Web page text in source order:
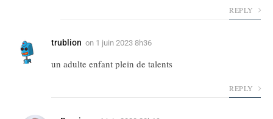
REPLY
trublion on 1 juin 2023 8h36
un adulte enfant plein de talents
REPLY